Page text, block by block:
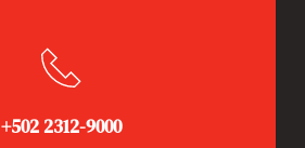
+502 2312-9000